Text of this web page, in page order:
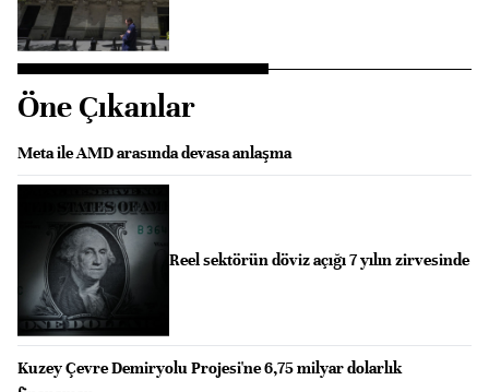
Öne Çıkanlar
Meta ile AMD arasında devasa anlaşma
Reel sektörün döviz açığı 7 yılın zirvesinde
Kuzey Çevre Demiryolu Projesi'ne 6,75 milyar dolarlık